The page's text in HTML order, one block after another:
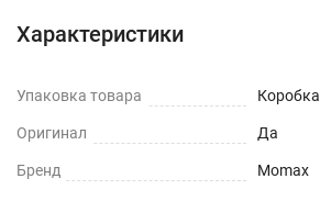
Характеристики
Упаковка товара Коробка
Оригинал Да
Бренд Momax